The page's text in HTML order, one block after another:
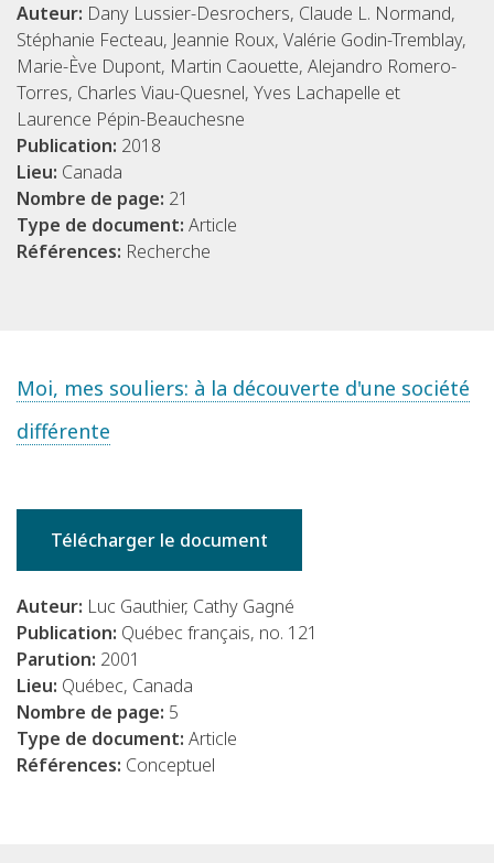
Auteur: Dany Lussier-Desrochers, Claude L. Normand,
Stéphanie Fecteau, Jeannie Roux, Valérie Godin-Tremblay,
Marie-Ève Dupont, Martin Caouette, Alejandro Romero-
Torres, Charles Viau-Quesnel, Yves Lachapelle et
Laurence Pépin-Beauchesne
Publication: 2018
Lieu: Canada
Nombre de page: 21
Type de document: Article
Références: Recherche
Moi, mes souliers: à la découverte d'une société
différente
Télécharger le document
Auteur: Luc Gauthier, Cathy Gagné
Publication: Québec français, no. 121
Parution: 2001
Lieu: Québec, Canada
Nombre de page: 5
Type de document: Article
Références: Conceptuel